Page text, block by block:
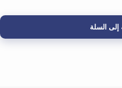
إلى السلة